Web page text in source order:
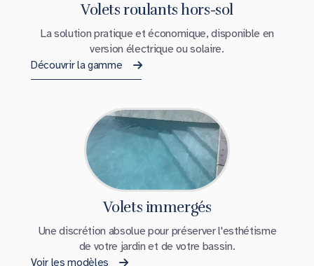
Volets roulants hors-sol
La solution pratique et économique, disponible en
version électrique ou solaire.
Découvrir la gamme
Volets immergés
Une discrétion absolue pour préserver l'esthétisme
de votre jardin et de votre bassin.
Voir les modèles